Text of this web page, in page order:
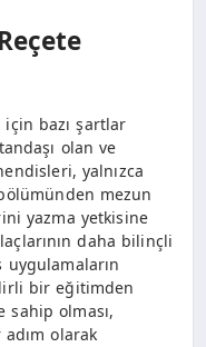
bazı şartlar
olan ve
yalnızca
mezun
yazma yetkisine
daha bilinçli
uygulamaların
bir eğitimden
sahip olması,
olarak